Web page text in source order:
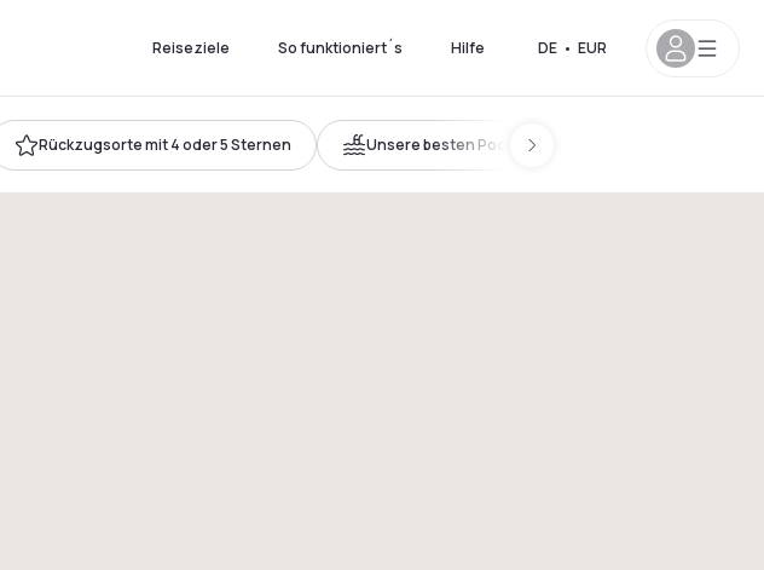
Reiseziele So funktioniert´s Hilfe DE • EUR
Rückzugsorte mit 4 oder 5 Sternen Unsere besten Pools